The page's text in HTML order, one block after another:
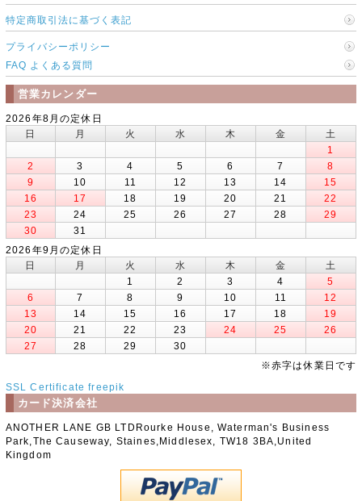
特定商取引法に基づく表記
プライバシーポリシー
FAQ よくある質問
営業カレンダー
2026年8月の定休日
日
月 火 水 木 金
土
1
2
3 4 5 6 7
8
9
10 11 12 13 14
15
16
17 18 19 20 21
22
23
24 25 26 27 28
29
30
31
2026年9月の定休日
日
月 火 水 木 金
土
1
2 3 4
5
6
7 8 9 10 11
12
13
14 15 16 17 18
19
20
21 22 23 24 25
26
27
28 29
30
※赤字は休業日です
SSL Certificate freepik
カード決済会社
ANOTHER LANE GB LTDRourke House, Waterman's Business
Park,The Causeway, Staines,Middlesex, TW18 3BA,United
Kingdom